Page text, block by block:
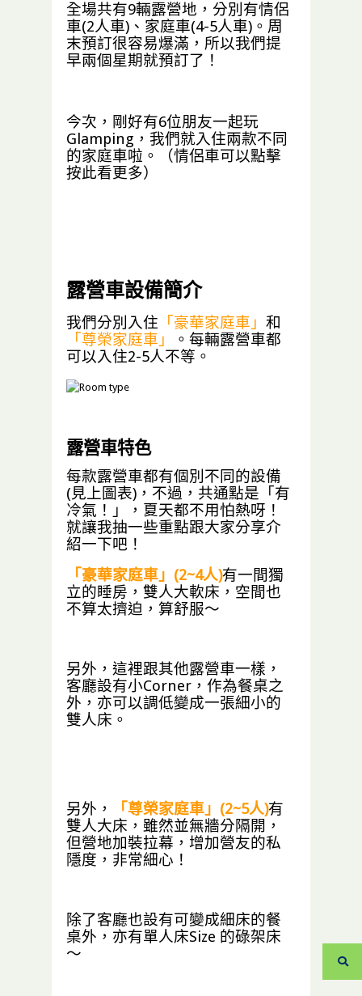
全場共有9輛露營地，分別有情侶
車(2人車)、家庭車(4-5人車)。周
末預訂很容易爆滿，所以我們提
早兩個星期就預訂了！
今次，剛好有6位朋友一起玩
Glamping，我們就入住兩款不同
的家庭車啦。（情侶車可以點擊
按此看更多）
露營車設備簡介
我們分別入住 「豪華家庭車」 和
「尊榮家庭車」
。每輛露營車都
可以入住2-5人不等。
露營車特色
每款露營車都有個別不同的設備
(見上圖表)，不過，共通點是「有
冷氣！」，夏天都不用怕熱呀！
就讓我抽一些重點跟大家分享介
紹一下吧！
「豪華家庭車」(2~4人)有一間獨
立的睡房，雙人大軟床，空間也
不算太擠迫，算舒服～
另外，這裡跟其他露營車一樣，
客廳設有小Corner，作為餐桌之
外，亦可以調低變成一張細小的
雙人床。
另外， 「尊榮家庭車」(2~5人)有
雙人大床，雖然並無牆分隔開，
但營地加裝拉幕，增加營友的私
隱度，非常細心！
除了客廳也設有可變成細床的餐
桌外，亦有單人床Size 的碌架床
～